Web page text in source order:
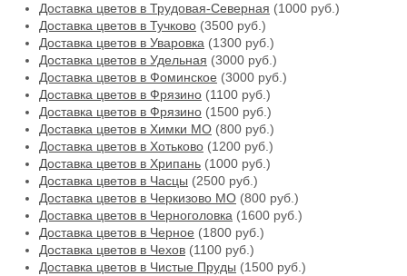
Доставка цветов в Трудовая-Северная (1000 руб.)
Доставка цветов в Тучково (3500 руб.)
Доставка цветов в Уваровка (1300 руб.)
Доставка цветов в Удельная (3000 руб.)
Доставка цветов в Фоминское (3000 руб.)
Доставка цветов в Фрязино (1100 руб.)
Доставка цветов в Фрязино (1500 руб.)
Доставка цветов в Химки МО (800 руб.)
Доставка цветов в Хотьково (1200 руб.)
Доставка цветов в Хрипань (1000 руб.)
Доставка цветов в Часцы (2500 руб.)
Доставка цветов в Черкизово МО (800 руб.)
Доставка цветов в Черноголовка (1600 руб.)
Доставка цветов в Черное (1800 руб.)
Доставка цветов в Чехов (1100 руб.)
Доставка цветов в Чистые Пруды (1500 руб.)